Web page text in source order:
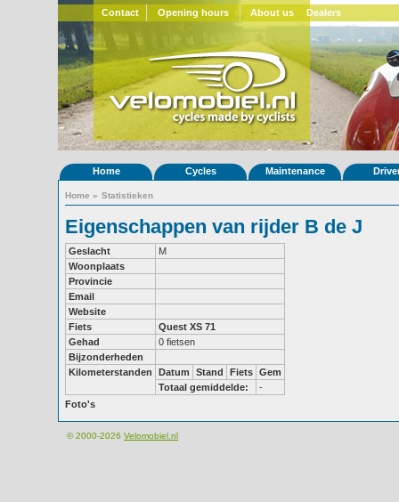
Contact Opening hours About us Dealers
Home Cycles Maintenance
Home » Statistieken
Eigenschappen van rijder B de J
Geslacht
M
Woonplaats
Provincie
Email
Website
Fiets
Quest XS 71
Gehad
0 fietsen
Bijzonderheden
Kilometerstanden
Datum Stand Fiets Gem
Totaal gemiddelde:
-
Foto's
© 2000-2026 Velomobiel.nl